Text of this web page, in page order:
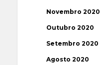
Novembro 2020
Outubro 2020
Setembro 2020
Agosto 2020